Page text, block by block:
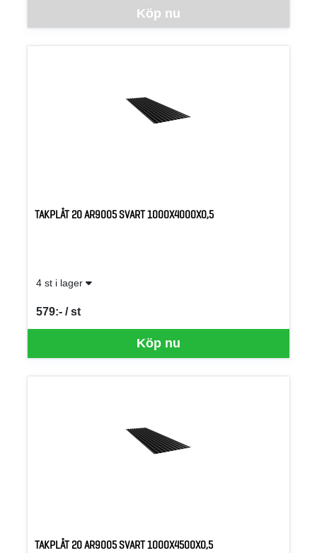
Köp nu
TAKPLÅT 20 AR9005 SVART 1000X4000X0,5
4 st i lager
Köp nu
579:- / st
SEK per ST
TAKPLÅT 20 AR9005 SVART 1000X4500X0,5